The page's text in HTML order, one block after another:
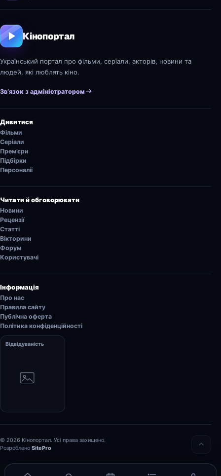
Кінопортал
Український портал про фільми, серіали, акторів, новини та
людей, які люблять кіно.
Зв’язок з адміністратором
Дивитися
Фільми
Серіали
Прем’єри
Підбірки
Персоналії
Читати й обговорювати
Новини
Рецензії
Статті
Вікторини
Форум
Користувачі
Інформація
Про нас
Правила сайту
Публічна оферта
Політика конфіденційності
Відвідуваність
© 2026 Кінопортал. Усі права захищено.
Розроблено SitePro